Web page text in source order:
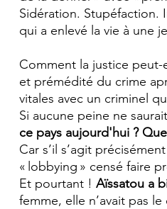
Sidération. Stupéfaction.
qui a enlevé la vie à une
Comment la justice
et prémédité du crime
vitales avec un criminel
Si aucune peine ne
ce pays aujourd'hui ?
Car s’il s’agit
« lobbying » censé faire
Et pourtant ! Aïssatou a
femme, elle n’avait pas